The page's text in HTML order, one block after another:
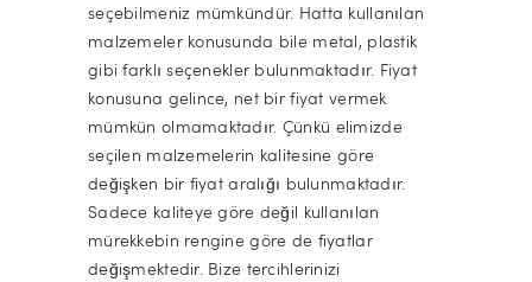
seçebilmeniz mümkündür. Hatta kullanılan
malzemeler konusunda bile metal, plastik
gibi farklı seçenekler bulunmaktadır. Fiyat
konusuna gelince, net bir fiyat vermek
mümkün olmamaktadır. Çünkü elimizde
seçilen malzemelerin kalitesine göre
değişken bir fiyat aralığı bulunmaktadır.
Sadece kaliteye göre değil kullanılan
mürekkebin rengine göre de fiyatlar
değişmektedir. Bize tercihlerinizi